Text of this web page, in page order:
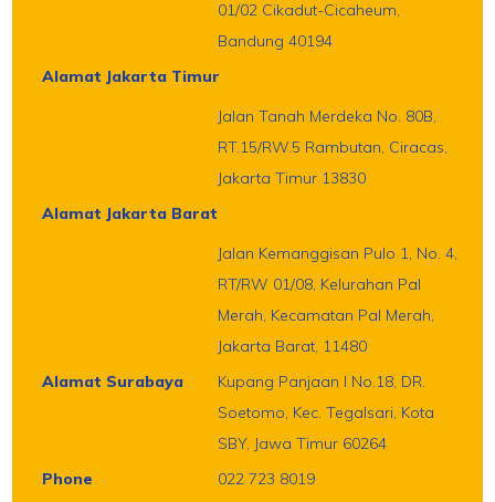
01/02 Cikadut-Cicaheum,
Bandung 40194
Alamat Jakarta Timur
Jalan Tanah Merdeka No. 80B,
RT.15/RW.5 Rambutan, Ciracas,
Jakarta Timur 13830
Alamat Jakarta Barat
Jalan Kemanggisan Pulo 1, No. 4,
RT/RW 01/08, Kelurahan Pal
Merah, Kecamatan Pal Merah,
Jakarta Barat, 11480
Alamat Surabaya
Kupang Panjaan I No.18, DR.
Soetomo, Kec. Tegalsari, Kota
SBY, Jawa Timur 60264
Phone
022 723 8019